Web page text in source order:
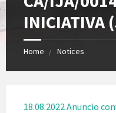
INICIATIVA
Home Notices
18.08.2022 Anuncio